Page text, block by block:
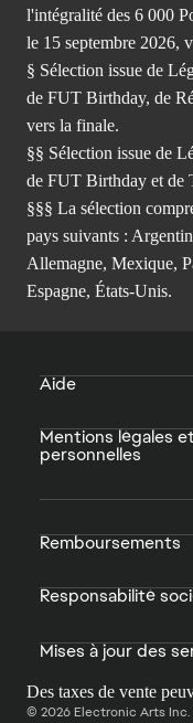
l'intégralité des 6 000
le 15 septembre 2026,
§ Sélection issue de
de FUT Birthday, de
vers la finale.
§§ Sélection issue de
de FUT Birthday et de
§§§ La sélection
pays suivants :
Allemagne, Mexique,
Espagne, États-Unis.
Aide
Mentions légales
personnelles
Remboursements
Responsabilité
Mises à jour des
Des taxes de vente
© 2026 Electronic Arts Inc.